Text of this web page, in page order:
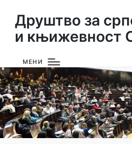
Друштво за
и књижевност
МЕНИ